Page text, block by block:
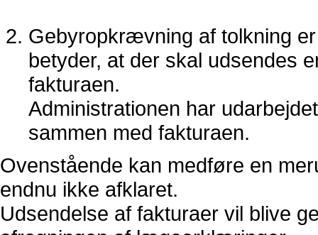
Gebyropkrævning af tolkning
betyder, at der skal udsendes
fakturaen.
Administrationen har
sammen med fakturaen.
Ovenstående kan medføre en
endnu ikke afklaret.
Udsendelse af fakturaer vil blive